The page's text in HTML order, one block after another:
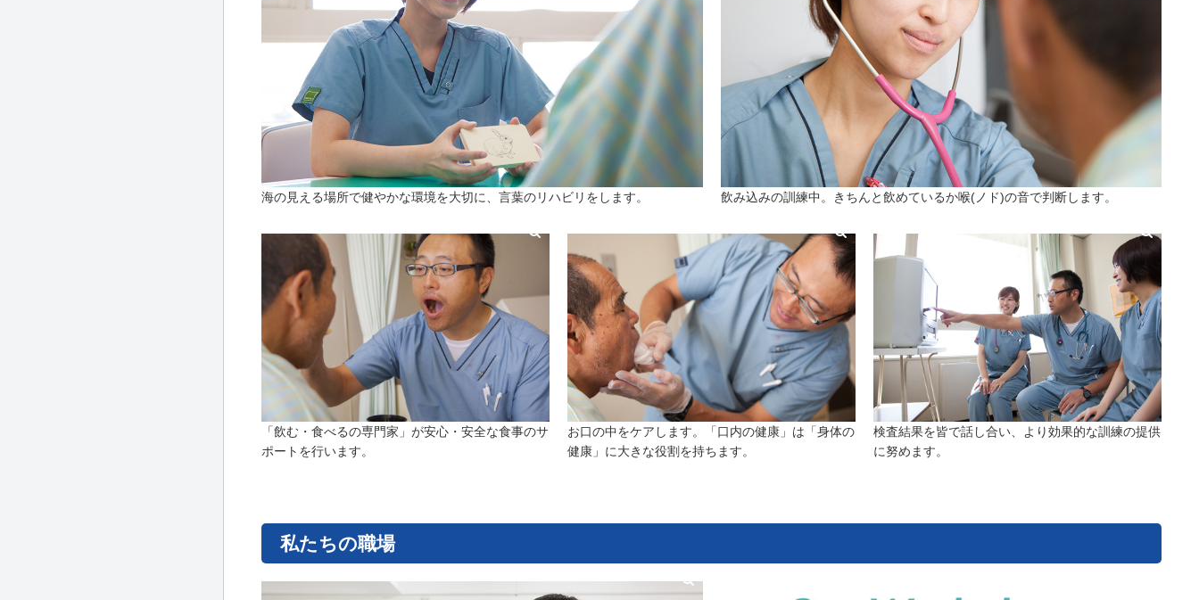
海の見える場所で健やかな環境を大切に、言葉のリハビリをします。 飲み込みの訓練中。きちんと飲めているか喉(ノド)の音で判断します。
「飲む・食べるの専門家」が安心・安全な食事のサ
ポートを行います。
お口の中をケアします。「口内の健康」は「身体の
健康」に大きな役割を持ちます。
検査結果を皆で話し合い、より効果的な訓練の提供
に努めます。
私たちの職場